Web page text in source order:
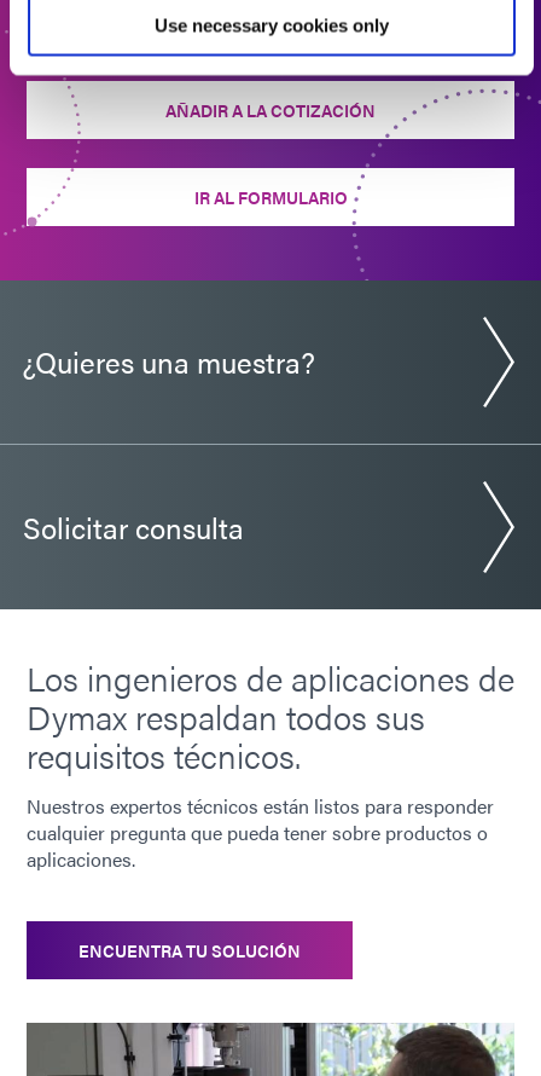
Use necessary cookies only
¿Está listo para dar el siguiente paso? Un miembro del
equipo de Dymax se comunicará con usted en breve.
AÑADIR A LA COTIZACIÓN
IR AL FORMULARIO
¿Quieres una muestra?
Solicitar consulta
Los ingenieros de aplicaciones de
Dymax respaldan todos sus
requisitos técnicos.
Nuestros expertos técnicos están listos para responder
cualquier pregunta que pueda tener sobre productos o
aplicaciones.
ENCUENTRA TU SOLUCIÓN